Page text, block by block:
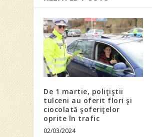
De 1 martie, poliţiştii
tulceni au oferit flori şi
ciocolată şoferiţelor
oprite în trafic
02/03/2024